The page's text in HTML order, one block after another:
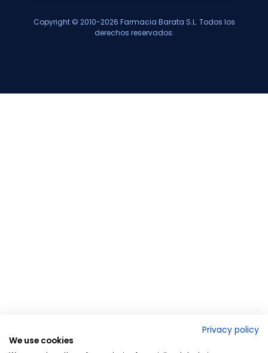
Copyright © 2010-2026 Farmacia Barata S.L. Todos los
derechos reservados.
Privacy policy
We use cookies